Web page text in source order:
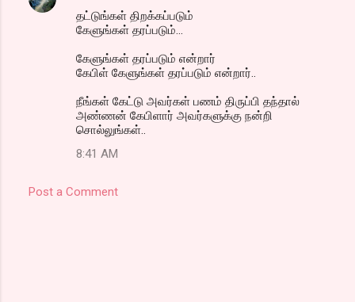
தட்டுங்கள் திறக்கப்படும்
கேளுங்கள் தரப்படும்...
கேளுங்கள் தரப்படும் என்றார்
கேபிள் கேளுங்கள் தரப்படும் என்றார்..
நீங்கள் கேட்டு அவர்கள் பணம் திருப்பி தந்தால்
அண்ணன் கேபிளார் அவர்களுக்கு நன்றி
சொல்லுங்கள்..
8:41 AM
Post a Comment